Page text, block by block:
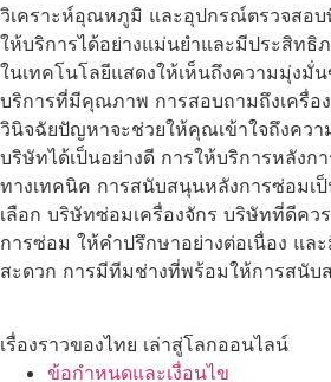
วิเคราะห์อุณหภูมิ และอุปกรณ์ตรวจสอบ
ให้บริการได้อย่างแม่นยำและมีประสิทธิ
ในเทคโนโลยีแสดงให้เห็นถึงความมุ่งมั่
บริการที่มีคุณภาพ การสอบถามถึงเครื่อ
วินิจฉัยปัญหาจะช่วยให้คุณเข้าใจถึงควา
บริษัทได้เป็นอย่างดี การให้บริการหลัง
ทางเทคนิค การสนับสนุนหลังการซ่อมเ
เลือก บริษัทซ่อมเครื่องจักร บริษัทที่ดีคว
การซ่อม ให้คำปรึกษาอย่างต่อเนื่อง แล
สะดวก การมีทีมช่างที่พร้อมให้การสนั
เรื่องราวของไทย เล่าสู่โลกออนไลน์
ข้อกำหนดและเงื่อนไข